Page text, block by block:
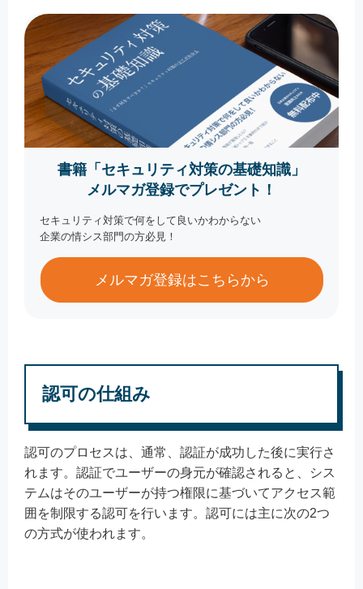
書籍「セキュリティ対策の基礎知識」
メルマガ登録でプレゼント！
セキュリティ対策で何をして良いかわからない
企業の情シス部門の方必見！
メルマガ登録はこちらから
認可の仕組み
認可のプロセスは、通常、認証が成功した後に実行さ
れます。認証でユーザーの身元が確認されると、シス
テムはそのユーザーが持つ権限に基づいてアクセス範
囲を制限する認可を行います。認可には主に次の2つ
の方式が使われます。